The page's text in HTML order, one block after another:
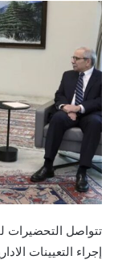
تتواصل التحضيرات
إجراء التعيينات